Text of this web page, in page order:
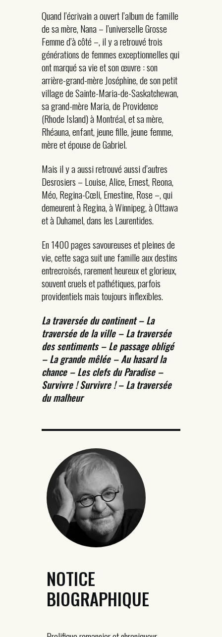
Quand l’écrivain a ouvert l’album de famille
de sa mère, Nana – l’universelle Grosse
Femme d’à côté –, il y a retrouvé trois
générations de femmes exceptionnelles qui
ont marqué sa vie et son œuvre : son
arrière-grand-mère Joséphine, de son petit
village de Sainte-Maria-de-Saskatchewan,
sa grand-mère Maria, de Providence
(Rhode Island) à Montréal, et sa mère,
Rhéauna, enfant, jeune fille, jeune femme,
mère et épouse de Gabriel.
Mais il y a aussi retrouvé aussi d’autres
Desrosiers – Louise, Alice, Ernest, Reona,
Méo, Regina-Cœli, Ernestine, Rose –, qui
demeurent à Regina, à Winnipeg, à Ottawa
et à Duhamel, dans les Laurentides.
En 1400 pages savoureuses et pleines de
vie, cette saga suit une famille aux destins
entrecroisés, rarement heureux et glorieux,
souvent cruels et pathétiques, parfois
providentiels mais toujours inflexibles.
La traversée du continent – La
traversée de la ville – La traversée
des sentiments – Le passage obligé
– La grande mêlée – Au hasard la
chance – Les clefs du Paradise –
Survivre ! Survivre ! – La traversée
du malheur
NOTICE
BIOGRAPHIQUE